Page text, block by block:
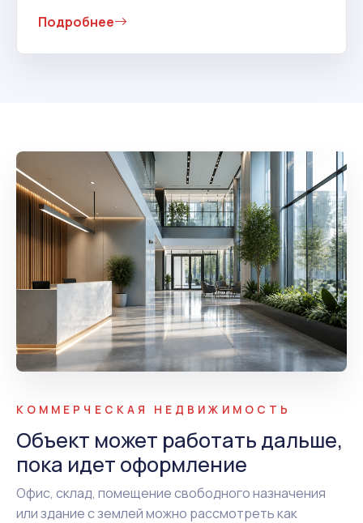
Подробнее
КОММЕРЧЕСКАЯ НЕДВИЖИМОСТЬ
Объект может работать дальше,
пока идет оформление
Офис, склад, помещение свободного назначения
или здание с землей можно рассмотреть как